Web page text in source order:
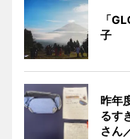
「
子
昨年
るす
さん